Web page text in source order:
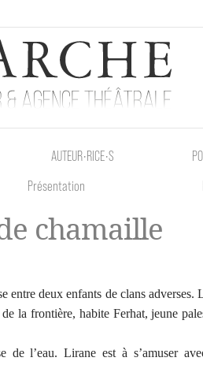
Présentation
AUTEUR•RICE•S
chamaille
entre deux enfants de clans adverses.
la frontière, habite Ferhat, jeune
de l’eau. Lirane est à s’amuser